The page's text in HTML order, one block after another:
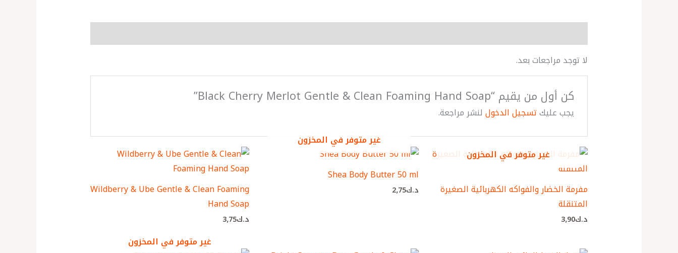
لا توجد مراجعات بعد.
كن أول من يقيم “Black Cherry Merlot Gentle & Clean Foaming Hand Soap”
يجب عليكتسجيل الدخول لنشر مراجعة.
غير متوفر في المخزون
مفرمة الخضار والفواكه الكهربائية الصغيرة
المتنقلة
د.ك3٫90
غير متوفر في المخزون
Shea Body Butter 50 ml
د.ك2٫75
Wildberry & Ube Gentle & Clean Foaming
Hand Soap
د.ك3٫75
غير متوفر في المخزون